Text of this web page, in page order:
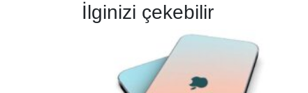
İlginizi çekebilir